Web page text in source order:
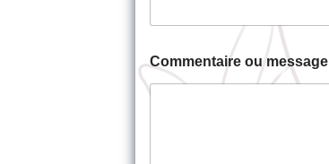
Commentaire ou message